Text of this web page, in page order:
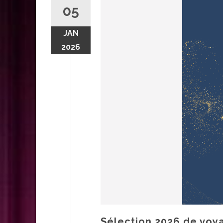
05
JAN
2026